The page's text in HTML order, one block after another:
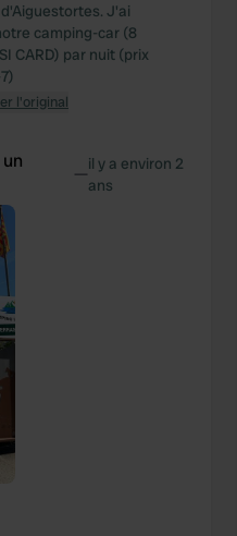
J'ai
camping-car (8
CARD) par nuit (prix
l'original
—il y a environ 2
ans